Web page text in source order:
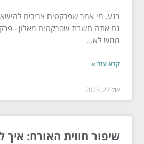
רגע, מי אמר שפרקטים צריכים
גם אתה חשבת שפרקטים מאלון -
ממש לא...
קרא עוד »
אוק 27, 2025
שיפור חווית האורח: איך